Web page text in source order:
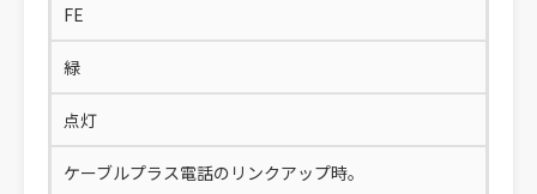
FE
緑
点灯
ケーブルプラス電話のリンクアップ時。